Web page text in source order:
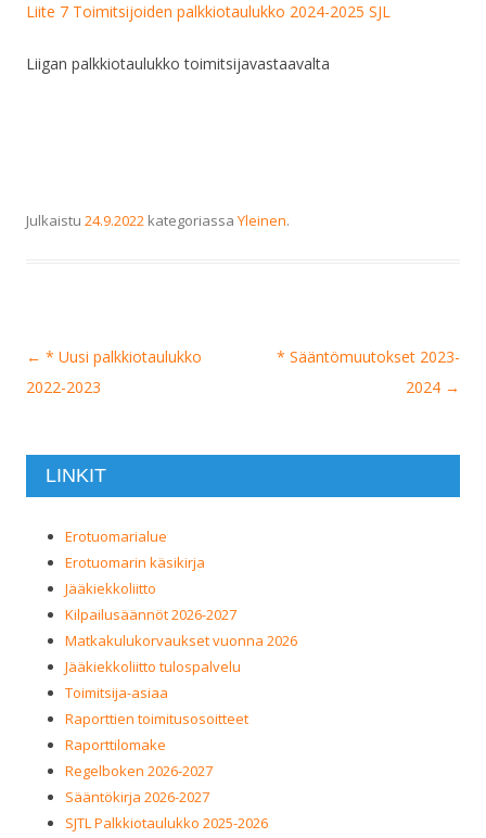
Liite 7 Toimitsijoiden palkkiotaulukko 2024-2025 SJL
Liigan palkkiotaulukko toimitsijavastaavalta
Julkaistu 24.9.2022 kategoriassa Yleinen.
Artikkelien
selaus
← * Uusi palkkiotaulukko
2022-2023
* Sääntömuutokset 2023-
2024 →
LINKIT
Erotuomarialue
Erotuomarin käsikirja
Jääkiekkoliitto
Kilpailusäännöt 2026-2027
Matkakulukorvaukset vuonna 2026
Jääkiekkoliitto tulospalvelu
Toimitsija-asiaa
Raporttien toimitusosoitteet
Raporttilomake
Regelboken 2026-2027
Sääntökirja 2026-2027
SJTL Palkkiotaulukko 2025-2026